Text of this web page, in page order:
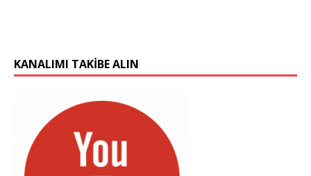
KANALIMI TAKIBE ALIN